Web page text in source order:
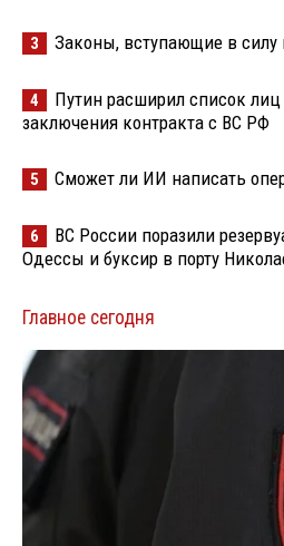
3 Законы, вступающие в силу
4
Путин расширил список
заключения контракта с ВС РФ
5 Сможет ли ИИ написать
6
ВС России поразили
Одессы и буксир в порту
Главное сегодня